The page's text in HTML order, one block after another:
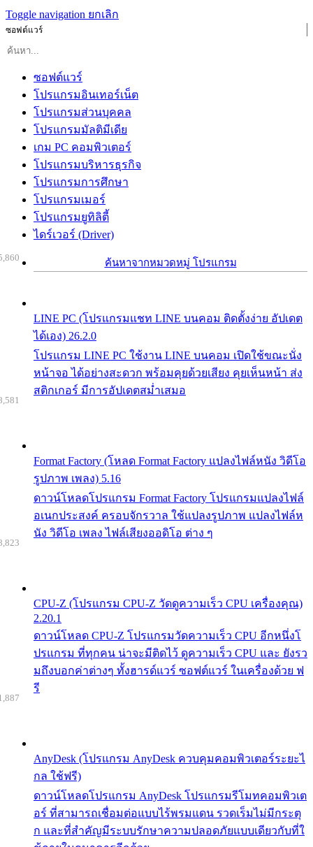
Toggle navigation ยกเลิก
ซอฟต์แวร์
ซอฟต์แวร์
โปรแกรมอินเทอร์เน็ต
โปรแกรมส่วนบุคคล
โปรแกรมมัลติมีเดีย
เกม PC คอมพิวเตอร์
โปรแกรมบริหารธุรกิจ
โปรแกรมการศึกษา
โปรแกรมเมอร์
โปรแกรมยูทิลิตี้
ไดร์เวอร์ (Driver)
ค้นหาจากหมวดหมู่ โปรแกรม
LINE PC (โปรแกรมแชท LINE บนคอม ติดตั้งง่าย อัปเดต
ได้เอง) 26.2.0
โปรแกรม LINE PC ใช้งาน LINE บนคอม เปิดใช้ขณะนั่ง
หน้าจอ ได้อย่างสะดวก พร้อมคุยด้วยเสียง คุยเห็นหน้า ส่ง
สติกเกอร์ มีการอัปเดตสม่ำเสมอ
Format Factory (โหลด Format Factory แปลงไฟล์หนัง วิดีโอ
รูปภาพ เพลง) 5.16
ดาวน์โหลดโปรแกรม Format Factory โปรแกรมแปลงไฟล์
อเนกประสงค์ ครอบจักรวาล ใช้แปลงรูปภาพ แปลงไฟล์ห
นัง วิดีโอ เพลง ไฟล์เสียงออดิโอ ต่าง ๆ
CPU-Z (โปรแกรม CPU-Z วัดดูความเร็ว CPU เครื่องคุณ)
2.20.1
ดาวน์โหลด CPU-Z โปรแกรมวัดความเร็ว CPU อีกหนึ่งโ
ปรแกรม ที่ทุกคน น่าจะมีติดไว้ ดูความเร็ว CPU และ ยังรว
มถึงบอกค่าต่างๆ ทั้งฮารด์แวร์ ซอฟต์แวร์ ในเครื่องด้วย ฟ
รี
AnyDesk (โปรแกรม AnyDesk ควบคุมคอมพิวเตอร์ระยะไ
กล ใช้ฟรี)
ดาวน์โหลดโปรแกรม AnyDesk โปรแกรมรีโมทคอมพิวเต
อร์ ที่สามารถเชื่อมต่อแบบไร้พรมแดน รวดเร็มไม่มีกระตุ
ก และที่สำคัญมีระบบรักษาความปลอดภัยแบบเดียวกับที่ใ